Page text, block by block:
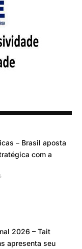
– Brasil aposta
com a
2026 – Tait
apresenta seu